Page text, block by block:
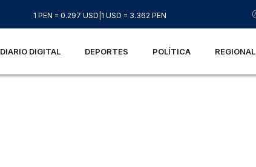
1 PEN = 0.297 USD 1 USD = 3.362 PEN
DIARIO DIGITAL DEPORTES POLÍTICA REGIONAL